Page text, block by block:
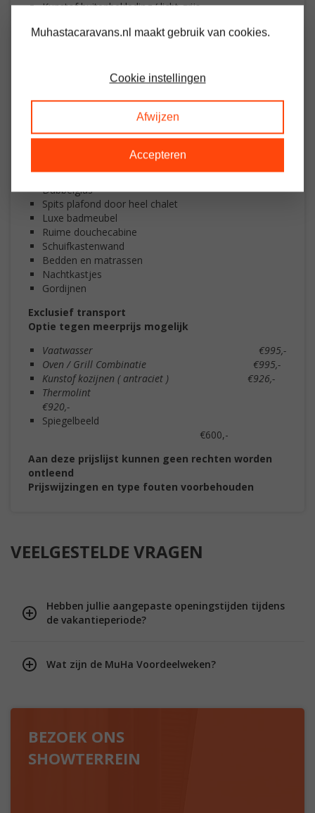
Kunstof buitenbekleding ( licht grijs
Kunstof kozijnen ( wit )
tuindeuren
Spotjes
entrale verwarming ( Intergas combiketel )
Winterisolatie
Dubbelglas
Spits plafond door heel chalet
Luxe badmeubel
Ruime douchecabine
Schuifkastenwand
Bedden en matrassen
Nachtkastjes
Gordijnen
Exclusief transport
Optie tegen meerprijs mogelijk
Vaatwasser €995,-
Oven / Grill Combinatie €995,-
Kunstof kozijnen ( antraciet ) €926,-
Thermolint
€920,-
Spiegelbeeld
€600,-
Aan deze prijslijst kunnen geen rechten worden
ontleend
Prijswijzingen en type fouten voorbehouden
VEELGESTELDE VRAGEN
Hebben jullie aangepaste openingstijden tijdens
de vakantieperiode?
Wat zijn de MuHa Voordeelweken?
BEZOEK ONS
SHOWTERREIN
Muhastacaravans.nl maakt gebruik van cookies.
Cookie instellingen
Afwijzen
Accepteren